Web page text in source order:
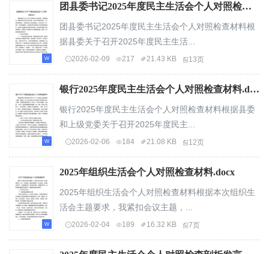
团县委书记2025年度民主生活会个人对照检查材料.docx
团县委书记2025年度民主生活会个人对照检查材料根
据县委关于召开2025年度民主生活...
2026-02-09 217 21.43 KB 13页
银行2025年度民主生活会个人对照检查材料.docx
银行2025年度民主生活会个人对照检查材料根据县委
和上级党委关于召开2025年度民主...
2026-02-06 184 21.08 KB 12页
2025年组织生活会个人对照检查材料.docx
2025年组织生活会个人对照检查材料根据本次组织生
活会主题要求，我紧扣会议主题，...
2026-02-04 189 16.32 KB 7页